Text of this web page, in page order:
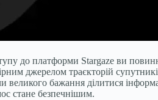
до платформи Stargaze ви
джерелом траєкторій
великого бажання ділитися
стане безпечнішим.